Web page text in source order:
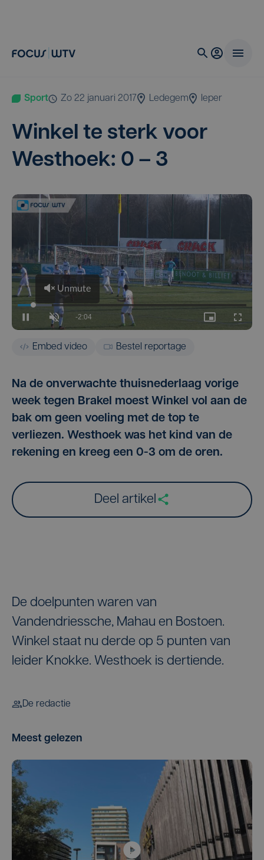
Sport zo 22 januari 2017 Ledegem Ieper
Win­kel te sterk voor
West­hoek: 0 – 3
Embed video Bestel reportage
Na de onverwachte thuisnederlaag vorige
week tegen Brakel moest Winkel vol aan de
bak om geen voeling met de top te
verliezen. Westhoek was het kind van de
rekening en kreeg een 0-3 om de oren.
Deel artikel
De doelpunten waren van
Vandendriessche, Mahau en Bostoen.
Winkel staat nu derde op 5 punten van
leider Knokke. Westhoek is dertiende.
De redactie
Meest gelezen